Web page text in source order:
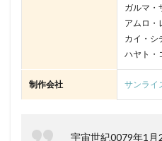
ガルマ・
アムロ・
カイ・シ
ハヤト・
制作会社 サンライ
宇宙世紀0079年1月